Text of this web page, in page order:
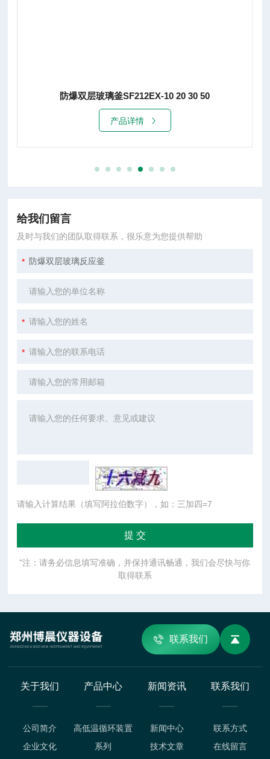
防爆双层玻璃釜SF212EX-10 20 30 50
产品详情
给我们留言
及时与我们的团队取得联系，很乐意为您提供帮助
请输入计算结果（填写阿拉伯数字），如：三加四=7
"注：请务必信息填写准确，并保持通讯畅通，我们会尽快与你
取得联系
联系我们
关于我们
公司简介
企业文化
产品中心
高低温循环装置
系列
新闻资讯
新闻中心
技术文章
联系我们
联系方式
在线留言